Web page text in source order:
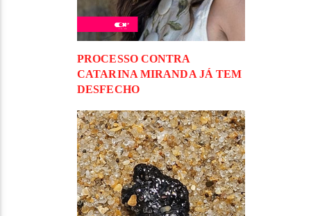
PROCESSO CONTRA
CATARINA MIRANDA JÁ TEM
DESFECHO